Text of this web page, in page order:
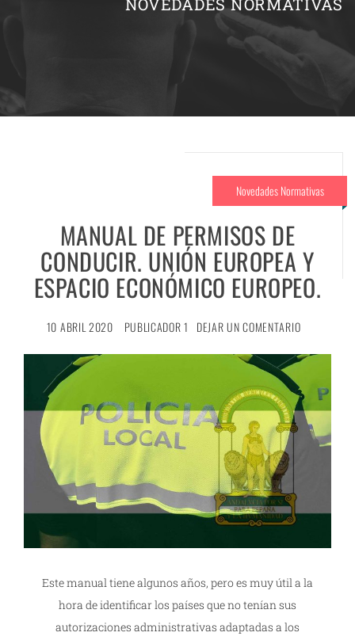
Novedades Normativas
MANUAL DE PERMISOS DE
CONDUCIR. UNIÓN EUROPEA Y
ESPACIO ECONÓMICO EUROPEO.
10 ABRIL 2020 PUBLICADOR 1 DEJAR UN COMENTARIO
Este manual tiene algunos años, pero es muy útil a la
hora de identificar los países que no tenían sus
autorizaciones administrativas adaptadas a los